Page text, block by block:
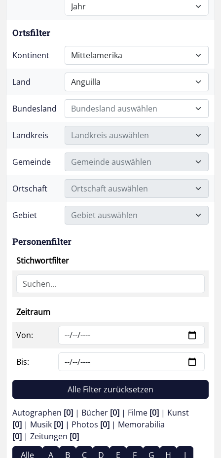
Ortsfilter
Kontinent Mittelamerika
Land Anguilla
Bundesland Bundesland auswählen
Landkreis Landkreis auswählen
Gemeinde Gemeinde auswählen
Ortschaft Ortschaft auswählen
Gebiet Gebiet auswählen
Personenfilter
Stichwortfilter
Zeitraum
Von:
Bis:
Alle Filter zurücksetzen
Autographen [0] Bücher [0] Filme [0]
Kunst
[0]
Musik [0] Photos [0]
Memorabilia
[0]
Zeitungen [0]
Alle
A B C D E F G H
I